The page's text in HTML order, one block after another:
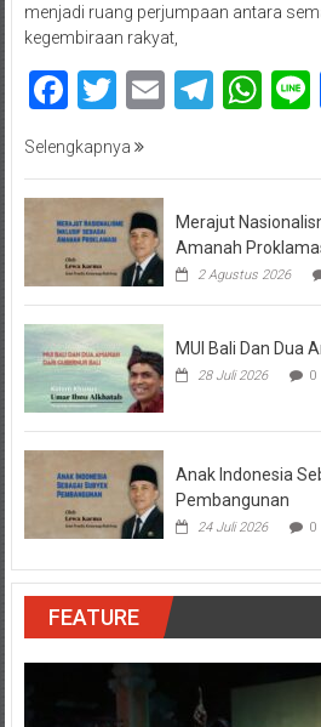
menjadi ruang perjumpaan antara
kegembiraan rakyat,
Facebook
Twitter
Email
Selengkapnya
Merajut
Amanah
2 Agustus 2026
MUI Bali Dan Dua
28 Juli 2026 0
Anak Indonesia
Pembangunan
24 Juli 2026 0
FEATURE